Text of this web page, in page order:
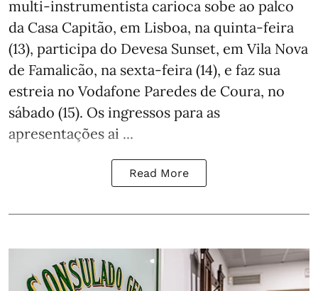
multi-instrumentista carioca sobe ao palco
da Casa Capitão, em Lisboa, na quinta-feira
(13), participa do Devesa Sunset, em Vila Nova
de Famalicão, na sexta-feira (14), e faz sua
estreia no Vodafone Paredes de Coura, no
sábado (15). Os ingressos para as
apresentações ai ...
Read More